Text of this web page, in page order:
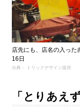
店先にも、店名の入った
16日
出典： トリックデザイン提供
「とりあえ